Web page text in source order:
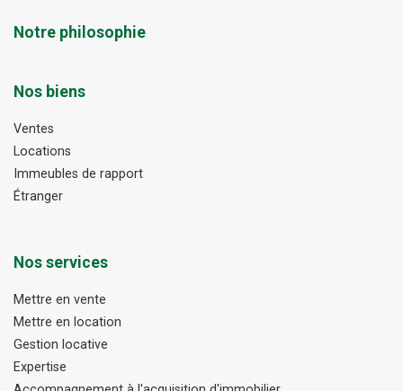
Notre philosophie
Nos biens
Ventes
Locations
Immeubles de rapport
Étranger
Nos services
Mettre en vente
Mettre en location
Gestion locative
Expertise